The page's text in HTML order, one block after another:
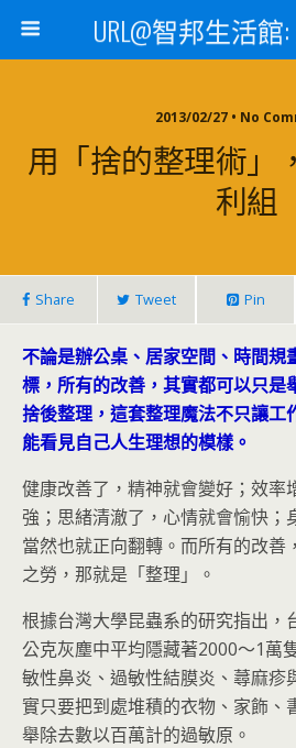
URL@智邦生活
2013/02/27 • No
用「捨的整理術」
利組
Share Tweet Pin
不論是辦公桌、居家空間、時間規
標，所有的改善，其實都可以只是
捨後整理，這套整理魔法不只讓工
能看見自己人生理想的模樣。
健康改善了，精神就會變好；效率
強；思緒清澈了，心情就會愉快；
當然也就正向翻轉。而所有的改善
之勞，那就是「整理」。
根據台灣大學昆蟲系的研究指出，
公克灰塵中平均隱藏著2000～1萬
敏性鼻炎、過敏性結膜炎、蕁麻疹
實只要把到處堆積的衣物、家飾、
舉除去數以百萬計的過敏原。